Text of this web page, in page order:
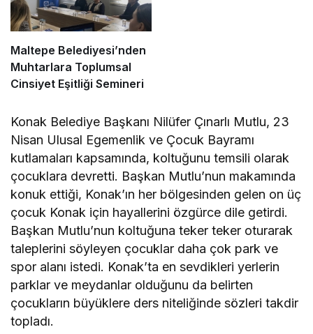
Maltepe Belediyesi’nden
Muhtarlara Toplumsal
Cinsiyet Eşitliği Semineri
Konak Belediye Başkanı Nilüfer Çınarlı Mutlu, 23
Nisan Ulusal Egemenlik ve Çocuk Bayramı
kutlamaları kapsamında, koltuğunu temsili olarak
çocuklara devretti. Başkan Mutlu’nun makamında
konuk ettiği, Konak’ın her bölgesinden gelen on üç
çocuk Konak için hayallerini özgürce dile getirdi.
Başkan Mutlu’nun koltuğuna teker teker oturarak
taleplerini söyleyen çocuklar daha çok park ve
spor alanı istedi. Konak’ta en sevdikleri yerlerin
parklar ve meydanlar olduğunu da belirten
çocukların büyüklere ders niteliğinde sözleri takdir
topladı.